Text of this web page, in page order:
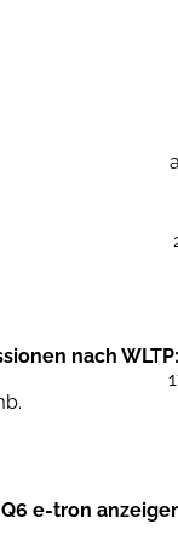
nach WLTP:
e-tron